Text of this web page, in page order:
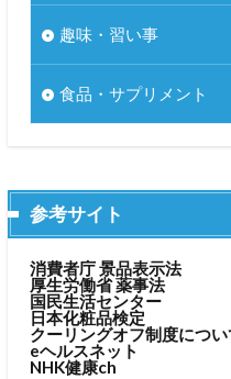
趣味・習い事
食品・サプリメント
参考サイト
消費者庁 景品表示法
厚生労働省 薬事法
国民生活センター
日本化粧品検定
クーリングオフ制度につい
eヘルスネット
NHK健康ch